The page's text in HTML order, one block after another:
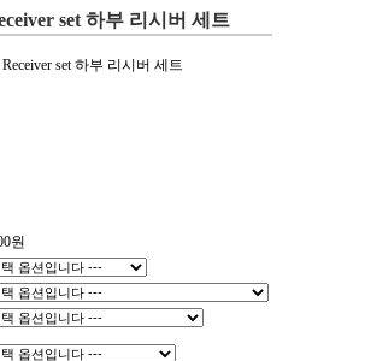
set 하부 리시버 세트
set 하부 리시버 세트
원